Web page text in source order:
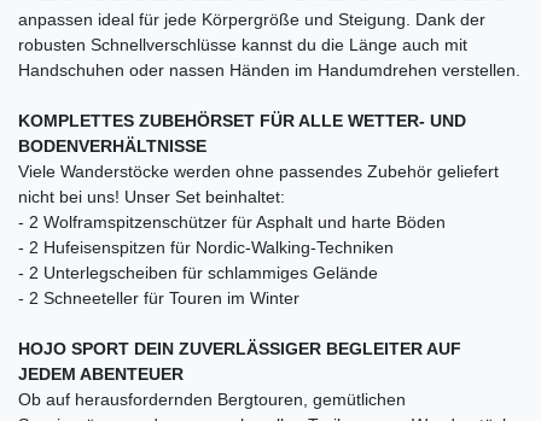
anpassen ideal für jede Körpergröße und Steigung. Dank der
robusten Schnellverschlüsse kannst du die Länge auch mit
Handschuhen oder nassen Händen im Handumdrehen verstellen.
KOMPLETTES ZUBEHÖRSET FÜR ALLE WETTER- UND
BODENVERHÄLTNISSE
Viele Wanderstöcke werden ohne passendes Zubehör geliefert
nicht bei uns! Unser Set beinhaltet:
- 2 Wolframspitzenschützer für Asphalt und harte Böden
- 2 Hufeisenspitzen für Nordic-Walking-Techniken
- 2 Unterlegscheiben für schlammiges Gelände
- 2 Schneeteller für Touren im Winter
HOJO SPORT DEIN ZUVERLÄSSIGER BEGLEITER AUF
JEDEM ABENTEUER
Ob auf herausfordernden Bergtouren, gemütlichen